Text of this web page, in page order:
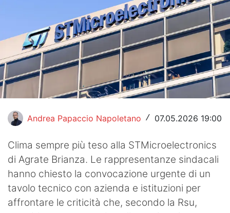
Pallanuoto
Pallamano
Altre
News
Turismo
Andrea Papaccio Napoletano / 07.05.2026 19:00
Clima sempre più teso alla STMicroelectronics
di Agrate Brianza. Le rappresentanze sindacali
hanno chiesto la convocazione urgente di un
tavolo tecnico con azienda e istituzioni per
affrontare le criticità che, secondo la Rsu,